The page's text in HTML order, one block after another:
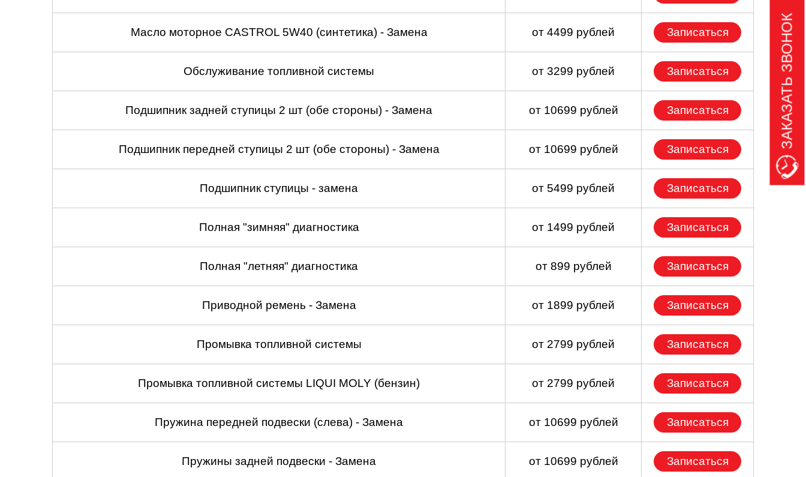
Масло моторное CASTROL 5W40 (синтетика) - Замена от 4499 рублей Записаться
Обслуживание топливной системы от 3299 рублей Записаться
Подшипник задней ступицы 2 шт (обе стороны) - Замена от 10699 рублей Записаться
Подшипник передней ступицы 2 шт (обе стороны) - Замена от 10699 рублей Записаться
Подшипник ступицы - замена от 5499 рублей Записаться
Полная "зимняя" диагностика от 1499 рублей Записаться
Полная "летняя" диагностика от 899 рублей Записаться
Приводной ремень - Замена от 1899 рублей Записаться
Промывка топливной системы от 2799 рублей Записаться
Промывка топливной системы LIQUI MOLY (бензин) от 2799 рублей Записаться
Пружина передней подвески (слева) - Замена от 10699 рублей Записаться
Пружины задней подвески - Замена от 10699 рублей Записаться
ЗАКАЗАТЬ ЗВОНОК